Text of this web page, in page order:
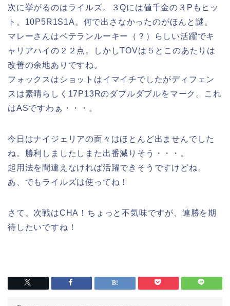
次に挙がるのはライルズ。３Qには値千金の３Pもヒッ
ト。10P5R1S1A。何で出さなかったのがほんと謎。
マレーさんはベテランルーキー（？）らしい活躍でキ
ャリアハイの２２点。しかしTOVは５とこのあたりは
改善の余地ありですね。
フォックスはショットはイマイチでしたがディフェン
スは素晴らしく17P13Rのダブルダブルをマーク。これ
はASですわぁ・・・。
今日はナイジェリアの面々はほとんど出ませんでした
ね。勝利しましたしまた出番減りそう・・・。
起用法を間違えなければ活躍できそうですけどね。
あ、でもライルズは使ってね！
さて、次戦はCHA！ちょっと不気味ですが、連勝を期
待したいですね！